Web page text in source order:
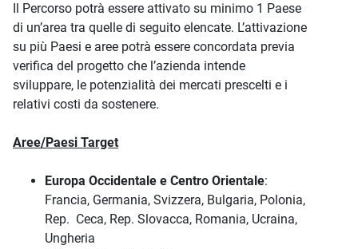
Il Percorso potrà essere attivato su minimo 1 Paese
di un’area tra quelle di seguito elencate. L’attivazione
su più Paesi e aree potrà essere concordata previa
verifica del progetto che l’azienda intende
sviluppare, le potenzialità dei mercati prescelti e i
relativi costi da sostenere.
Aree/Paesi Target
Europa Occidentale e Centro Orientale:
Francia, Germania, Svizzera, Bulgaria, Polonia,
Rep. Ceca, Rep. Slovacca, Romania, Ucraina,
Ungheria